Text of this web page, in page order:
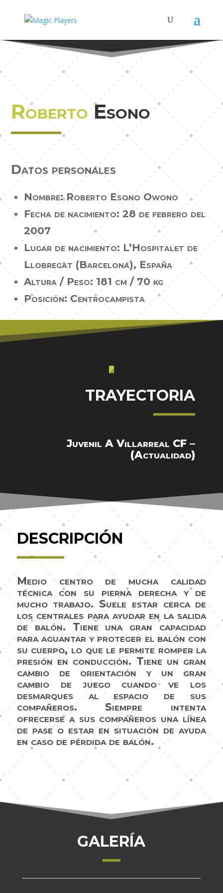
RobertoEsono
Datos personales
Nombre: Roberto Esono Owono
Fecha de nacimiento: 28 de febrero del
2007
Lugar de nacimiento: L’Hospitalet de
Llobregat (Barcelona), España
Altura / Peso: 181 cm / 70 kg
Posición: Centrocampista
TRAYECTORIA
Juvenil A Villarreal CF –
(Actualidad)
DESCRIPCIÓN
Medio centro de mucha calidad
técnica con su pierna derecha y de
mucho trabajo. Suele estar cerca de
los centrales para ayudar en la salida
de balón. Tiene una gran capacidad
para aguantar y proteger el balón con
su cuerpo, lo que le permite romper la
presión en conducción. Tiene un gran
cambio de orientación y un gran
cambio de juego cuando ve los
desmarques al espacio de sus
compañeros. Siempre intenta
ofrecerse a sus compañeros una línea
de pase o estar en situación de ayuda
en caso de pérdida de balón.
GALERÍA